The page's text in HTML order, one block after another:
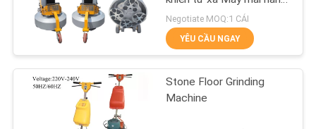
SOÁT
CHẤT
Máy mài sàn
Terrazzo
tinh
Negotiate MOQ:1 CÁI
YÊU CẦU NGAY
Stone Floor Grinding
Machine